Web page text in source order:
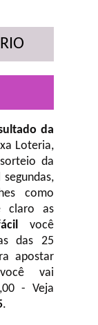
da
Loteria,
da
segundas,
como
claro as
você
das 25
apostar
vai
- Veja
.